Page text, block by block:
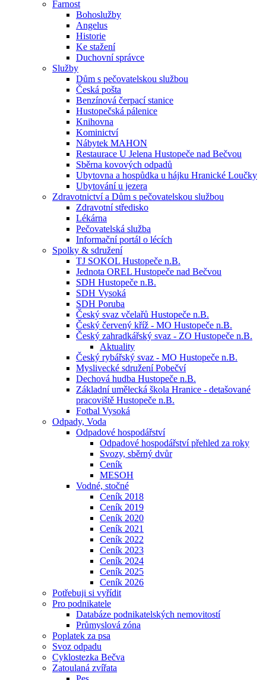
Farnost
Bohoslužby
Angelus
Historie
Ke stažení
Duchovní správce
Služby
Dům s pečovatelskou službou
Česká pošta
Benzínová čerpací stanice
Hustopečská pálenice
Knihovna
Kominictví
Nábytek MAHON
Restaurace U Jelena Hustopeče nad Bečvou
Sběrna kovových odpadů
Ubytovna a hospůdka u hájku Hranické Loučky
Ubytování u jezera
Zdravotnictví a Dům s pečovatelskou službou
Zdravotní středisko
Lékárna
Pečovatelská služba
Informační portál o lécích
Spolky & sdružení
TJ SOKOL Hustopeče n.B.
Jednota OREL Hustopeče nad Bečvou
SDH Hustopeče n.B.
SDH Vysoká
SDH Poruba
Český svaz včelařů Hustopeče n.B.
Český červený kříž - MO Hustopeče n.B.
Český zahradkářský svaz - ZO Hustopeče n.B.
Aktuality
Český rybářský svaz - MO Hustopeče n.B.
Myslivecké sdružení Pobečví
Dechová hudba Hustopeče n.B.
Základní umělecká škola Hranice - detašované
pracoviště Hustopeče n.B.
Fotbal Vysoká
Odpady, Voda
Odpadové hospodářství
Odpadové hospodářství přehled za roky
Svozy, sběrný dvůr
Ceník
MESOH
Vodné, stočné
Ceník 2018
Ceník 2019
Ceník 2020
Ceník 2021
Ceník 2022
Ceník 2023
Ceník 2024
Ceník 2025
Ceník 2026
Potřebuji si vyřídit
Pro podnikatele
Databáze podnikatelských nemovitostí
Průmyslová zóna
Poplatek za psa
Svoz odpadu
Cyklostezka Bečva
Zatoulaná zvířata